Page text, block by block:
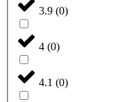
3.9 (0)
4 (0)
4.1 (0)